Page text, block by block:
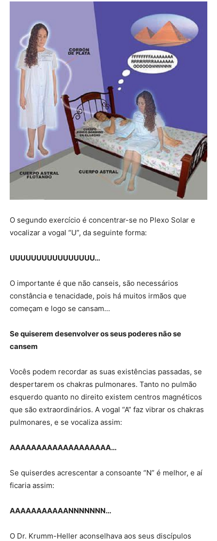
O segundo exercício é concentrar-se no Plexo Solar e
vocalizar a vogal “U”, da seguinte forma:
UUUUUUUUUUUUUUUU…
O importante é que não canseis, são necessários
constância e tenacidade, pois há muitos irmãos que
começam e logo se cansam…
Se quiserem desenvolver os seus poderes não se
cansem
Vocês podem recordar as suas existências passadas, se
despertarem os chakras pulmonares. Tanto no pulmão
esquerdo quanto no direito existem centros magnéticos
que são extraordinários. A vogal “A” faz vibrar os chakras
pulmonares, e se vocaliza assim:
AAAAAAAAAAAAAAAAAAA…
Se quiserdes acrescentar a consoante “N” é melhor, e aí
ficaria assim:
AAAAAAAAAAANNNNNNN…
O Dr. Krumm-Heller aconselhava aos seus discípulos